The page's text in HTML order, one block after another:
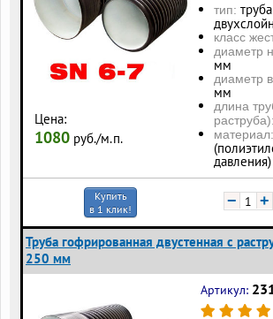
Цена:
1080 руб./м.п.
тип:
класс
диаметр
мм
диаметр
мм
длина
раструба):
материал:
давления)
Купить
в 1 клик!
− +
Труба гофрированная двустенная с
250 мм
Артикул: